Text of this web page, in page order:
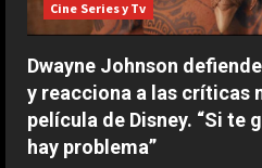
g Cine Series y Tv
Dwayne Johnson
y reacciona a las críticas
película de Disney. “Si te
hay problema”